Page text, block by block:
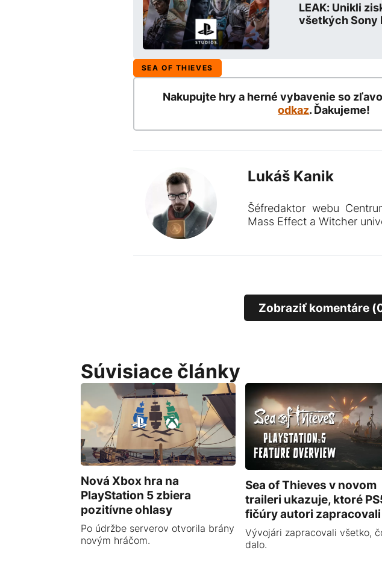
LEAK: Unikli
všetkých Sony
SEA OF THIEVES
Nakupujte hry a herné vybavenie so
odkaz. Ďakujeme!
Lukáš Kanik
Šéfredaktor webu
Mass Effect a Witcher
Zobraziť komentáre
Súvisiace články
Nová Xbox hra na
PlayStation 5 zbiera
pozitívne ohlasy
Po údržbe serverov otvorila brány
novým hráčom.
Sea of Thieves v novom
traileri ukazuje, ktoré
fičúry autori zapracovali
Vývojári zapracovali všetko,
dalo.